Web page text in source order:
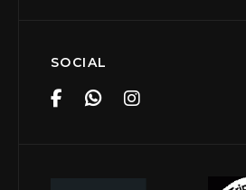
SOCIAL